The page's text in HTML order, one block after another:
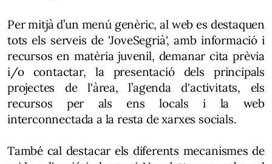
Per mitjà d’un menú genèric, al web es destaquen
tots els serveis de 'JoveSegrià', amb informació i
recursos en matèria juvenil, demanar cita prèvia
i/o contactar, la presentació dels principals
projectes de l'àrea, l’agenda d'activitats, els
recursos per als ens locals i la web
interconnectada a la resta de xarxes socials.
També cal destacar els diferents mecanismes de